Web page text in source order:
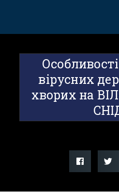
вірусних
хворих на